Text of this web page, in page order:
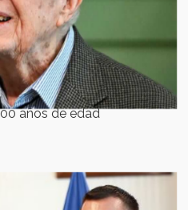
años de edad